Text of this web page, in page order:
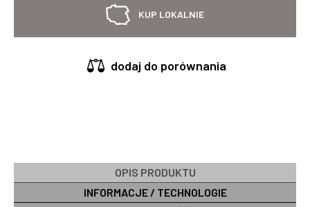
KUP LOKALNIE
dodaj do porównania
OPIS PRODUKTU
INFORMACJE / TECHNOLOGIE